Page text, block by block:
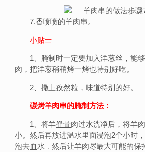
7.香喷喷的羊肉串。
小贴士
1、腌制时一定要加入洋葱丝，能够
肉，把洋葱稍稍烤一烤也特别好吃。
2、撒上孜然粒，味道特别的好。
碳烤羊肉串的腌制方法：
1、将羊脊骨肉过水洗净后，将羊
小。然后再放进温水里面浸泡2个小时
泡去血 水，然后让羊肉尽最大可能的保